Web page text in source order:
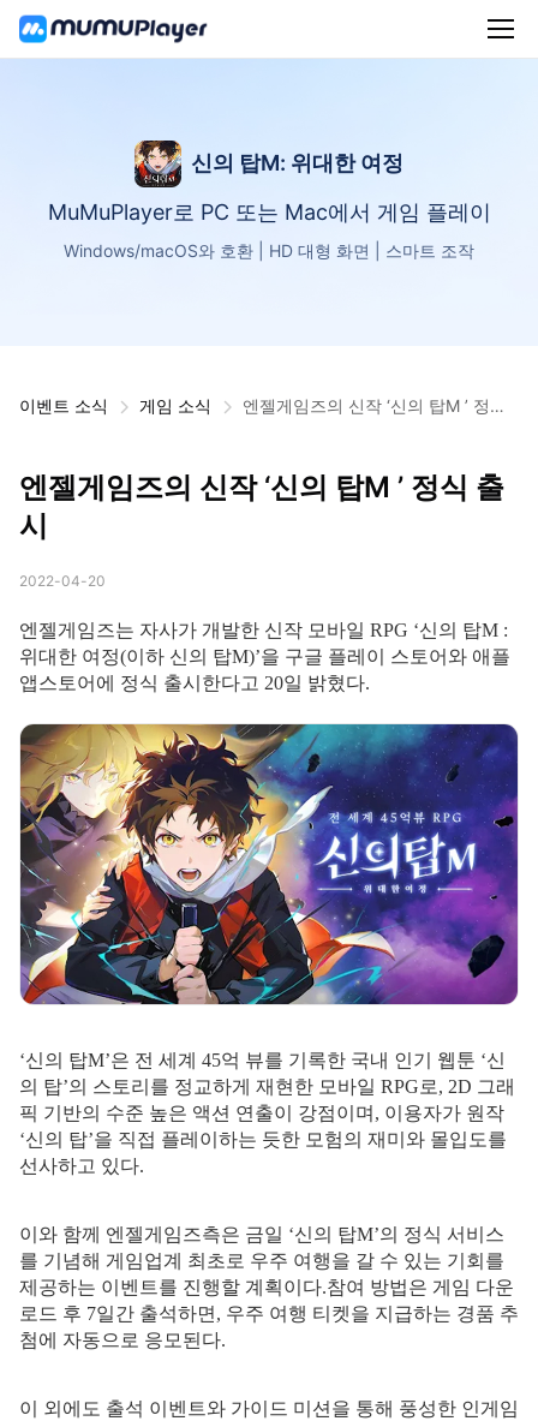
신의 탑M: 위대한 여정
MuMuPlayer로 PC 또는 Mac에서 게임 플레이
Windows/macOS와 호환 | HD 대형 화면 | 스마트 조작
이벤트 소식 게임 소식
엔젤게임즈의 신작 ‘신의 탑M ’ 정식
엔젤게임즈의 신작 ‘신의 탑M ’ 정식 출
시​
2022-04-20
엔젤게임즈는 자사가 개발한 신작 모바일 RPG ‘신의 탑M :
위대한 여정(이하 신의 탑M)’을 구글 플레이 스토어와 애플
앱스토어에 정식 출시한다고 20일 밝혔다.
‘신의 탑M’은 전 세계 45억 뷰를 기록한 국내 인기 웹툰 ‘신
의 탑’의 스토리를 정교하게 재현한 모바일 RPG로, 2D 그래
픽 기반의 수준 높은 액션 연출이 강점이며, 이용자가 원작
‘신의 탑’을 직접 플레이하는 듯한 모험의 재미와 몰입도를
선사하고 있다.
이와 함께 엔젤게임즈측은 금일 ‘신의 탑M’의 정식 서비스
를 기념해 게임업계 최초로 우주 여행을 갈 수 있는 기회를
제공하는 이벤트를 진행할 계획이다.참여 방법은 게임 다운
로드 후 7일간 출석하면, 우주 여행 티켓을 지급하는 경품 추
첨에 자동으로 응모된다.​
이 외에도 출석 이벤트와 가이드 미션을 통해 풍성한 인게임